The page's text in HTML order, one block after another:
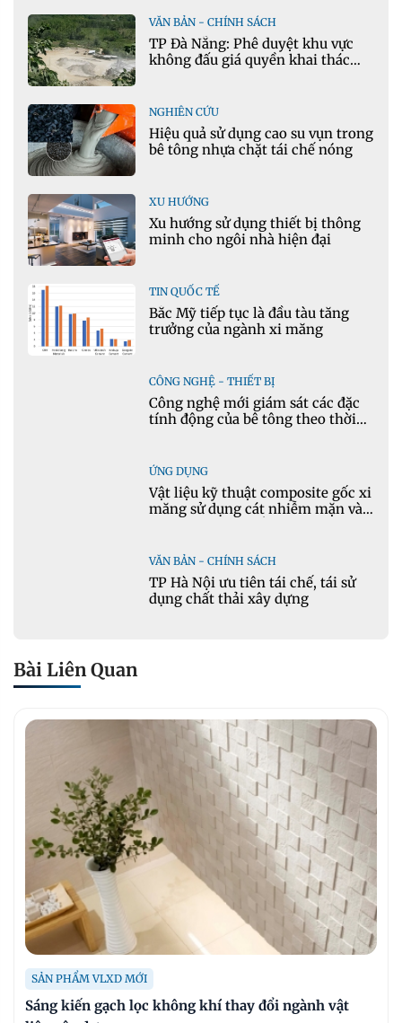
VĂN BẢN - CHÍNH SÁCH
TP Đà Nẵng: Phê duyệt khu vực
không đấu giá quyền khai thác
NGHIÊN CỨU
Hiệu quả sử dụng cao su vụn trong
bê tông nhựa chặt tái chế nóng
XU HƯỚNG
Xu hướng sử dụng thiết bị thông
minh cho ngôi nhà hiện đại
TIN QUỐC TẾ
Bắc Mỹ tiếp tục là đầu tàu tăng
trưởng của ngành xi măng
CÔNG NGHỆ - THIẾT BỊ
Công nghệ mới giám sát các đặc
tính động của bê tông theo thời
ỨNG DỤNG
Vật liệu kỹ thuật composite gốc xi
măng sử dụng cát nhiễm mặn và
VĂN BẢN - CHÍNH SÁCH
TP Hà Nội ưu tiên tái chế, tái sử
dụng chất thải xây dựng
Bài Liên Quan
SẢN PHẨM VLXD MỚI
Sáng kiến gạch lọc không khí thay đổi ngành vật